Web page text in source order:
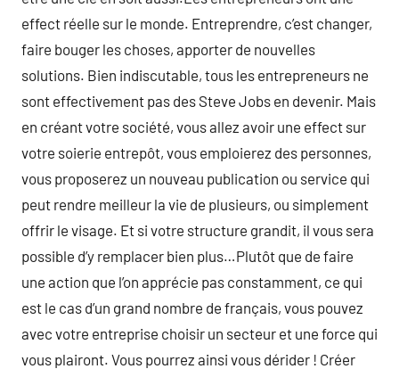
effect réelle sur le monde. Entreprendre, c’est changer,
faire bouger les choses, apporter de nouvelles
solutions. Bien indiscutable, tous les entrepreneurs ne
sont effectivement pas des Steve Jobs en devenir. Mais
en créant votre société, vous allez avoir une effect sur
votre soierie entrepôt, vous emploierez des personnes,
vous proposerez un nouveau publication ou service qui
peut rendre meilleur la vie de plusieurs, ou simplement
offrir le visage. Et si votre structure grandit, il vous sera
possible d’y remplacer bien plus…Plutôt que de faire
une action que l’on apprécie pas constamment, ce qui
est le cas d’un grand nombre de français, vous pouvez
avec votre entreprise choisir un secteur et une force qui
vous plairont. Vous pourrez ainsi vous dérider ! Créer